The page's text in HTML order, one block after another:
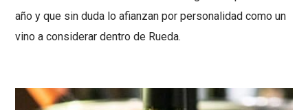
año y que sin duda lo afianzan por personalidad como un
vino a considerar dentro de Rueda.